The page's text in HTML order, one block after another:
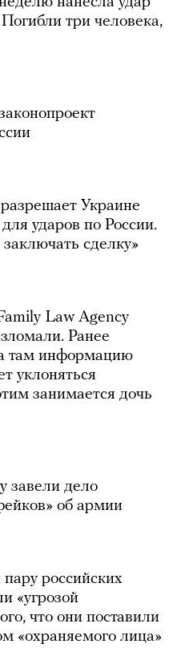
три человека,
Украине
ударов по России.
сделку»
Law Agency
Ранее
там информацию
уклоняться
занимается дочь
завели дело
об армии
российских
«угрозой
что они поставили
«охраняемого лица»